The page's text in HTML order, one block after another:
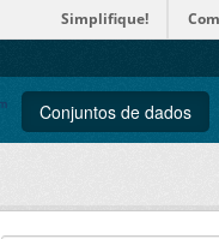
Simplifique!
Conjuntos de dados